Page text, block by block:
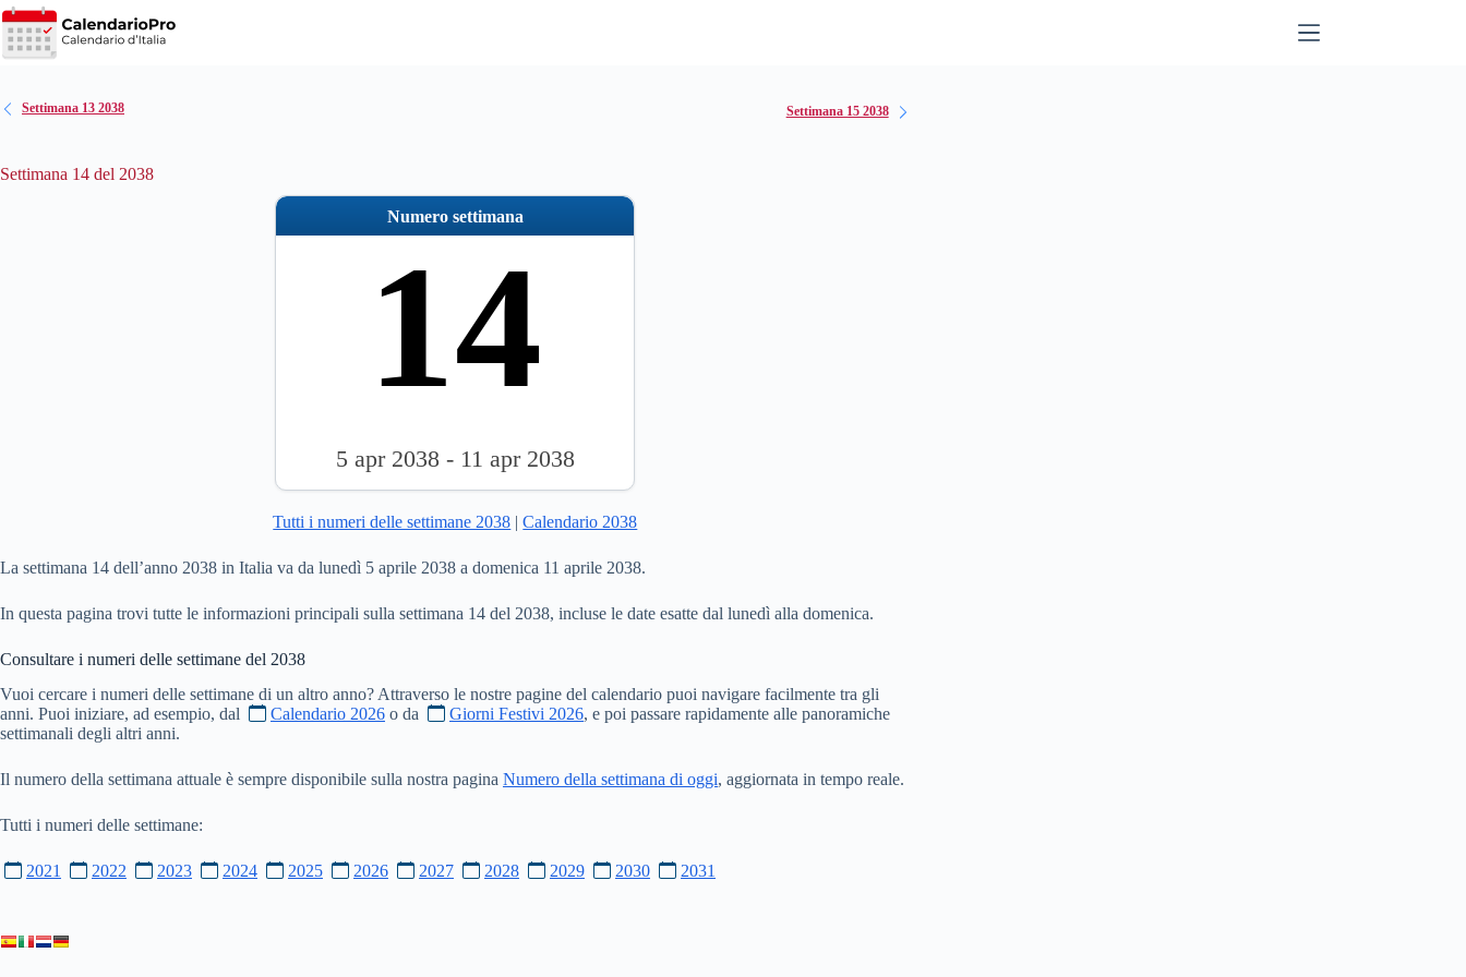
Salta
al
contenuto
Settimana 13 2038 Settimana 15 2038
Settimana 14 del 2038
Numero settimana
14
5 apr 2038 - 11 apr 2038
Tutti i numeri delle settimane 2038 |Calendario 2038
La settimana 14 dell’anno 2038 in Italia va da lunedì 5 aprile 2038 a domenica 11 aprile 2038.
In questa pagina trovi tutte le informazioni principali sulla settimana 14 del 2038, incluse le date esatte dal lunedì alla domenica.
Consultare i numeri delle settimane del 2038
Vuoi cercare i numeri delle settimane di un altro anno? Attraverso le nostre pagine del calendario puoi navigare facilmente tra gli
anni. Puoi iniziare, ad esempio, dal
Calendario 2026 o da Giorni Festivi 2026, e poi passare rapidamente alle panoramiche
settimanali degli altri anni.
Il numero della settimana attuale è sempre disponibile sulla nostra pagina Numero della settimana di oggi, aggiornata in tempo reale.
Tutti i numeri delle settimane:
2021 2022 2023 2024 2025 2026 2027 2028 2029 2030 2031